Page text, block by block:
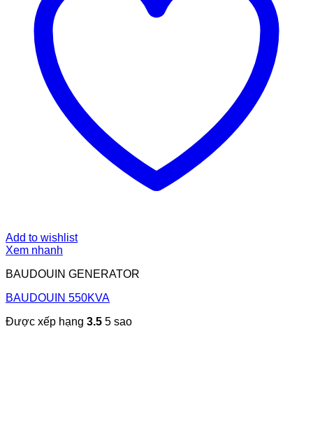
Add to wishlist
Xem nhanh
BAUDOUIN GENERATOR
BAUDOUIN 550KVA
Được xếp hạng 3.5 5 sao